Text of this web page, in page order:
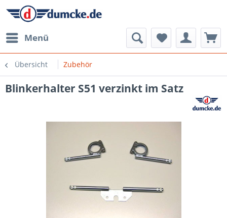
Menü
Übersicht Zubehör
Blinkerhalter S51 verzinkt im Satz